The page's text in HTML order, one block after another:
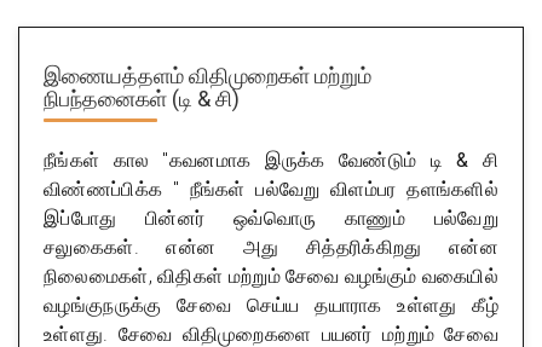
இணையத்தளம் விதிமுறைகள் மற்றும்
நிபந்தனைகள் (டி & சி)
நீங்கள் கால "கவனமாக இருக்க வேண்டும் டி & சி
விண்ணப்பிக்க " நீங்கள் பல்வேறு விளம்பர தளங்களில்
இப்போது பின்னர் ஒவ்வொரு காணும் பல்வேறு
சலுகைகள். என்ன அது சித்தரிக்கிறது என்ன
நிலைமைகள், விதிகள் மற்றும் சேவை வழங்கும் வகையில்
வழங்குநருக்கு சேவை செய்ய தயாராக உள்ளது கீழ்
உள்ளது. சேவை விதிமுறைகளை பயனர் மற்றும் சேவை